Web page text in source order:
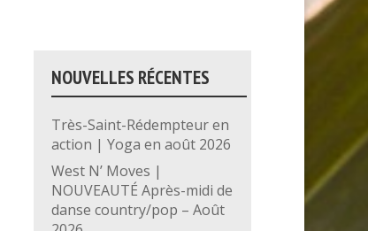
NOUVELLES RÉCENTES
Très-Saint-Rédempteur en
action | Yoga en août 2026
West N’ Moves |
NOUVEAUTÉ Après-midi de
danse country/pop – Août